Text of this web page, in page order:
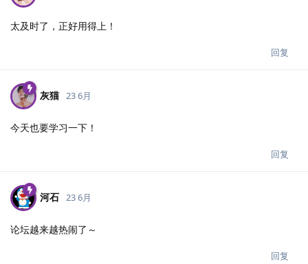
太及时了，正好用得上！
回复
灰猫 23 6月
今天也要学习一下！
回复
河石 23 6月
论坛越来越热闹了～
回复